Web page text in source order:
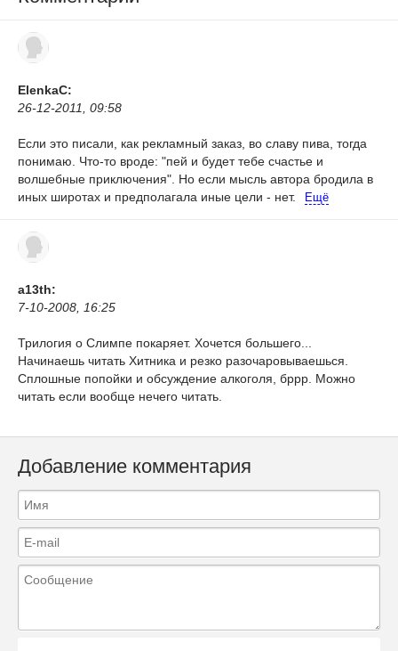
ElenkaC:
26-12-2011, 09:58
Если это писали, как рекламный заказ, во славу пива, тогда
понимаю. Что-то вроде: "пей и будет тебе счастье и
волшебные приключения". Но если мысль автора бродила в
иных широтах и предполагала иные цели - нет.
Ещё
a13th:
7-10-2008, 16:25
Трилогия о Слимпе покаряет. Хочется большего...
Начинаешь читать Хитника и резко разочаровываешься.
Сплошные попойки и обсуждение алкоголя, бррр. Можно
читать если вообще нечего читать.
Добавление комментария